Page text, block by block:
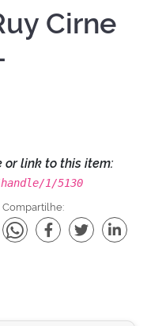
Cirne
or link to this item:
1/5130
Compartilhe: